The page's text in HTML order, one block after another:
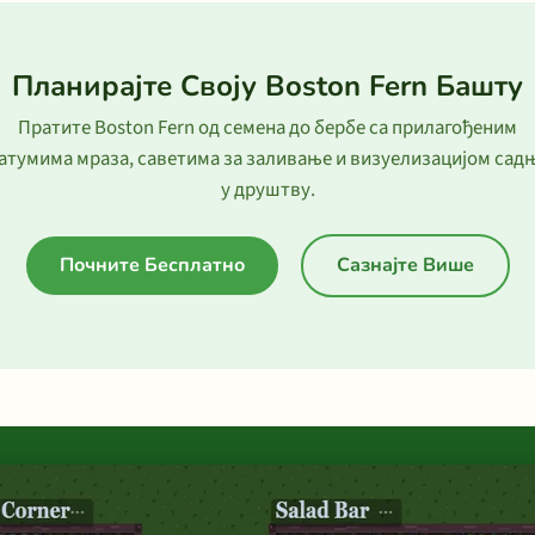
Планирајте Своју Boston Fern Башту
Пратите Boston Fern од семена до бербе са прилагођеним
мраза, саветима за заливање и визуелизацијом
у друштву.
Почните Бесплатно Сазнајте Више